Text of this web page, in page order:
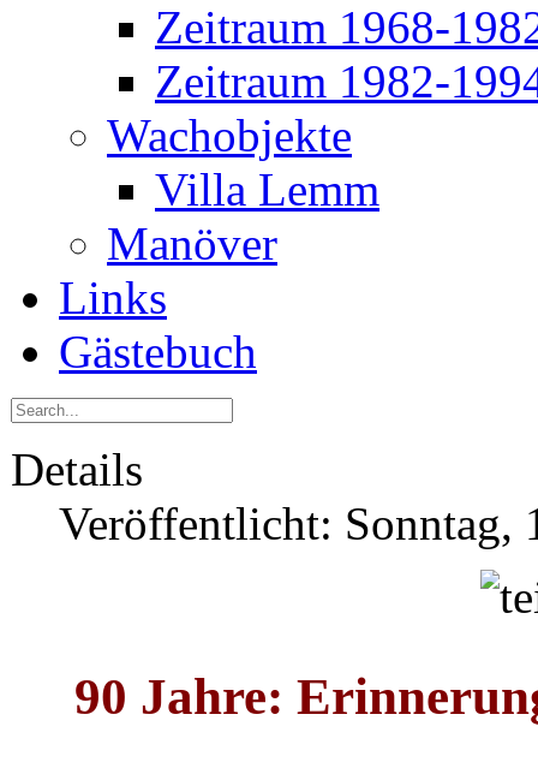
Zeitraum 1968-
Zeitraum 1982-
Wachobjekte
Villa Lemm
Manöver
Links
Gästebuch
Details
Veröffentlicht: Sonntag,
90 Jahre: